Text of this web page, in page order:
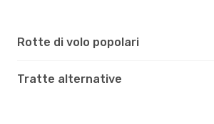
Rotte di volo popolari
Tratte alternative